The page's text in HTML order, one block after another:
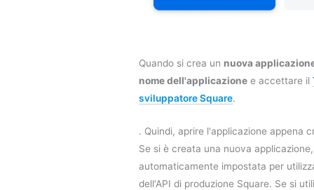
Quando si crea un nuova
nome dell'applicazione e accettare il
sviluppatore Square.
. Quindi, aprire l'applicazione appena
Se si è creata una nuova
automaticamente impostata per
dell'API di produzione Square. Se si